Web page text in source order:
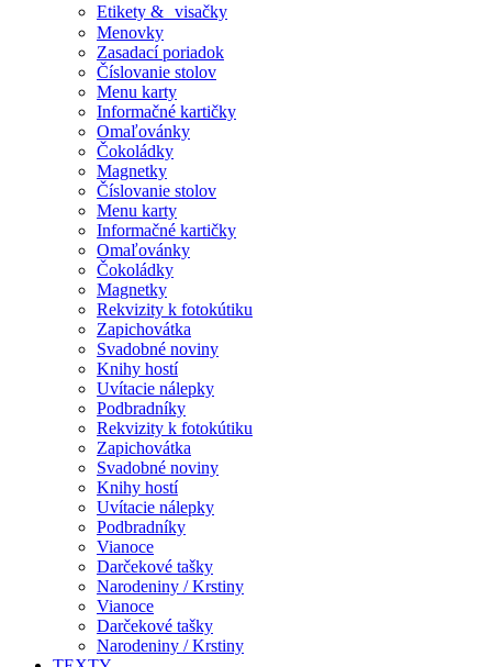
Etikety & visačky
Menovky
Zasadací poriadok
Číslovanie stolov
Menu karty
Informačné kartičky
Omaľovánky
Čokoládky
Magnetky
Číslovanie stolov
Menu karty
Informačné kartičky
Omaľovánky
Čokoládky
Magnetky
Rekvizity k fotokútiku
Zapichovátka
Svadobné noviny
Knihy hostí
Uvítacie nálepky
Podbradníky
Rekvizity k fotokútiku
Zapichovátka
Svadobné noviny
Knihy hostí
Uvítacie nálepky
Podbradníky
Vianoce
Darčekové tašky
Narodeniny / Krstiny
Vianoce
Darčekové tašky
Narodeniny / Krstiny